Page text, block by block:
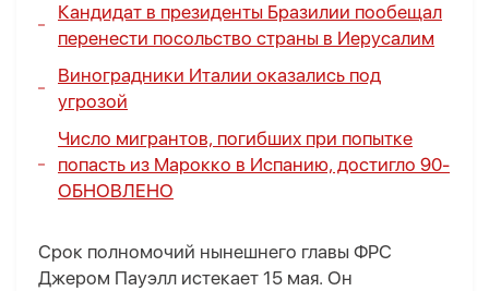
Кандидат в президенты Бразилии пообещал
перенести посольство страны в Иерусалим
Виноградники Италии оказались под
угрозой
Число мигрантов, погибших при попытке
попасть из Марокко в Испанию, достигло 90-
ОБНОВЛЕНО
Срок полномочий нынешнего главы ФРС
Джером Пауэлл истекает 15 мая. Он